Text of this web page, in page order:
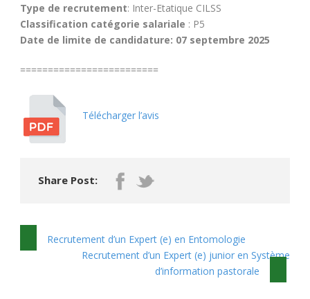
Type de recrutement: Inter-Etatique CILSS
Classification catégorie salariale : P5
Date de limite de candidature: 07 septembre 2025
=========================
Télécharger l’avis
Share Post:
Recrutement d’un Expert (e) en Entomologie
Recrutement d’un Expert (e) junior en Système
d’information pastorale